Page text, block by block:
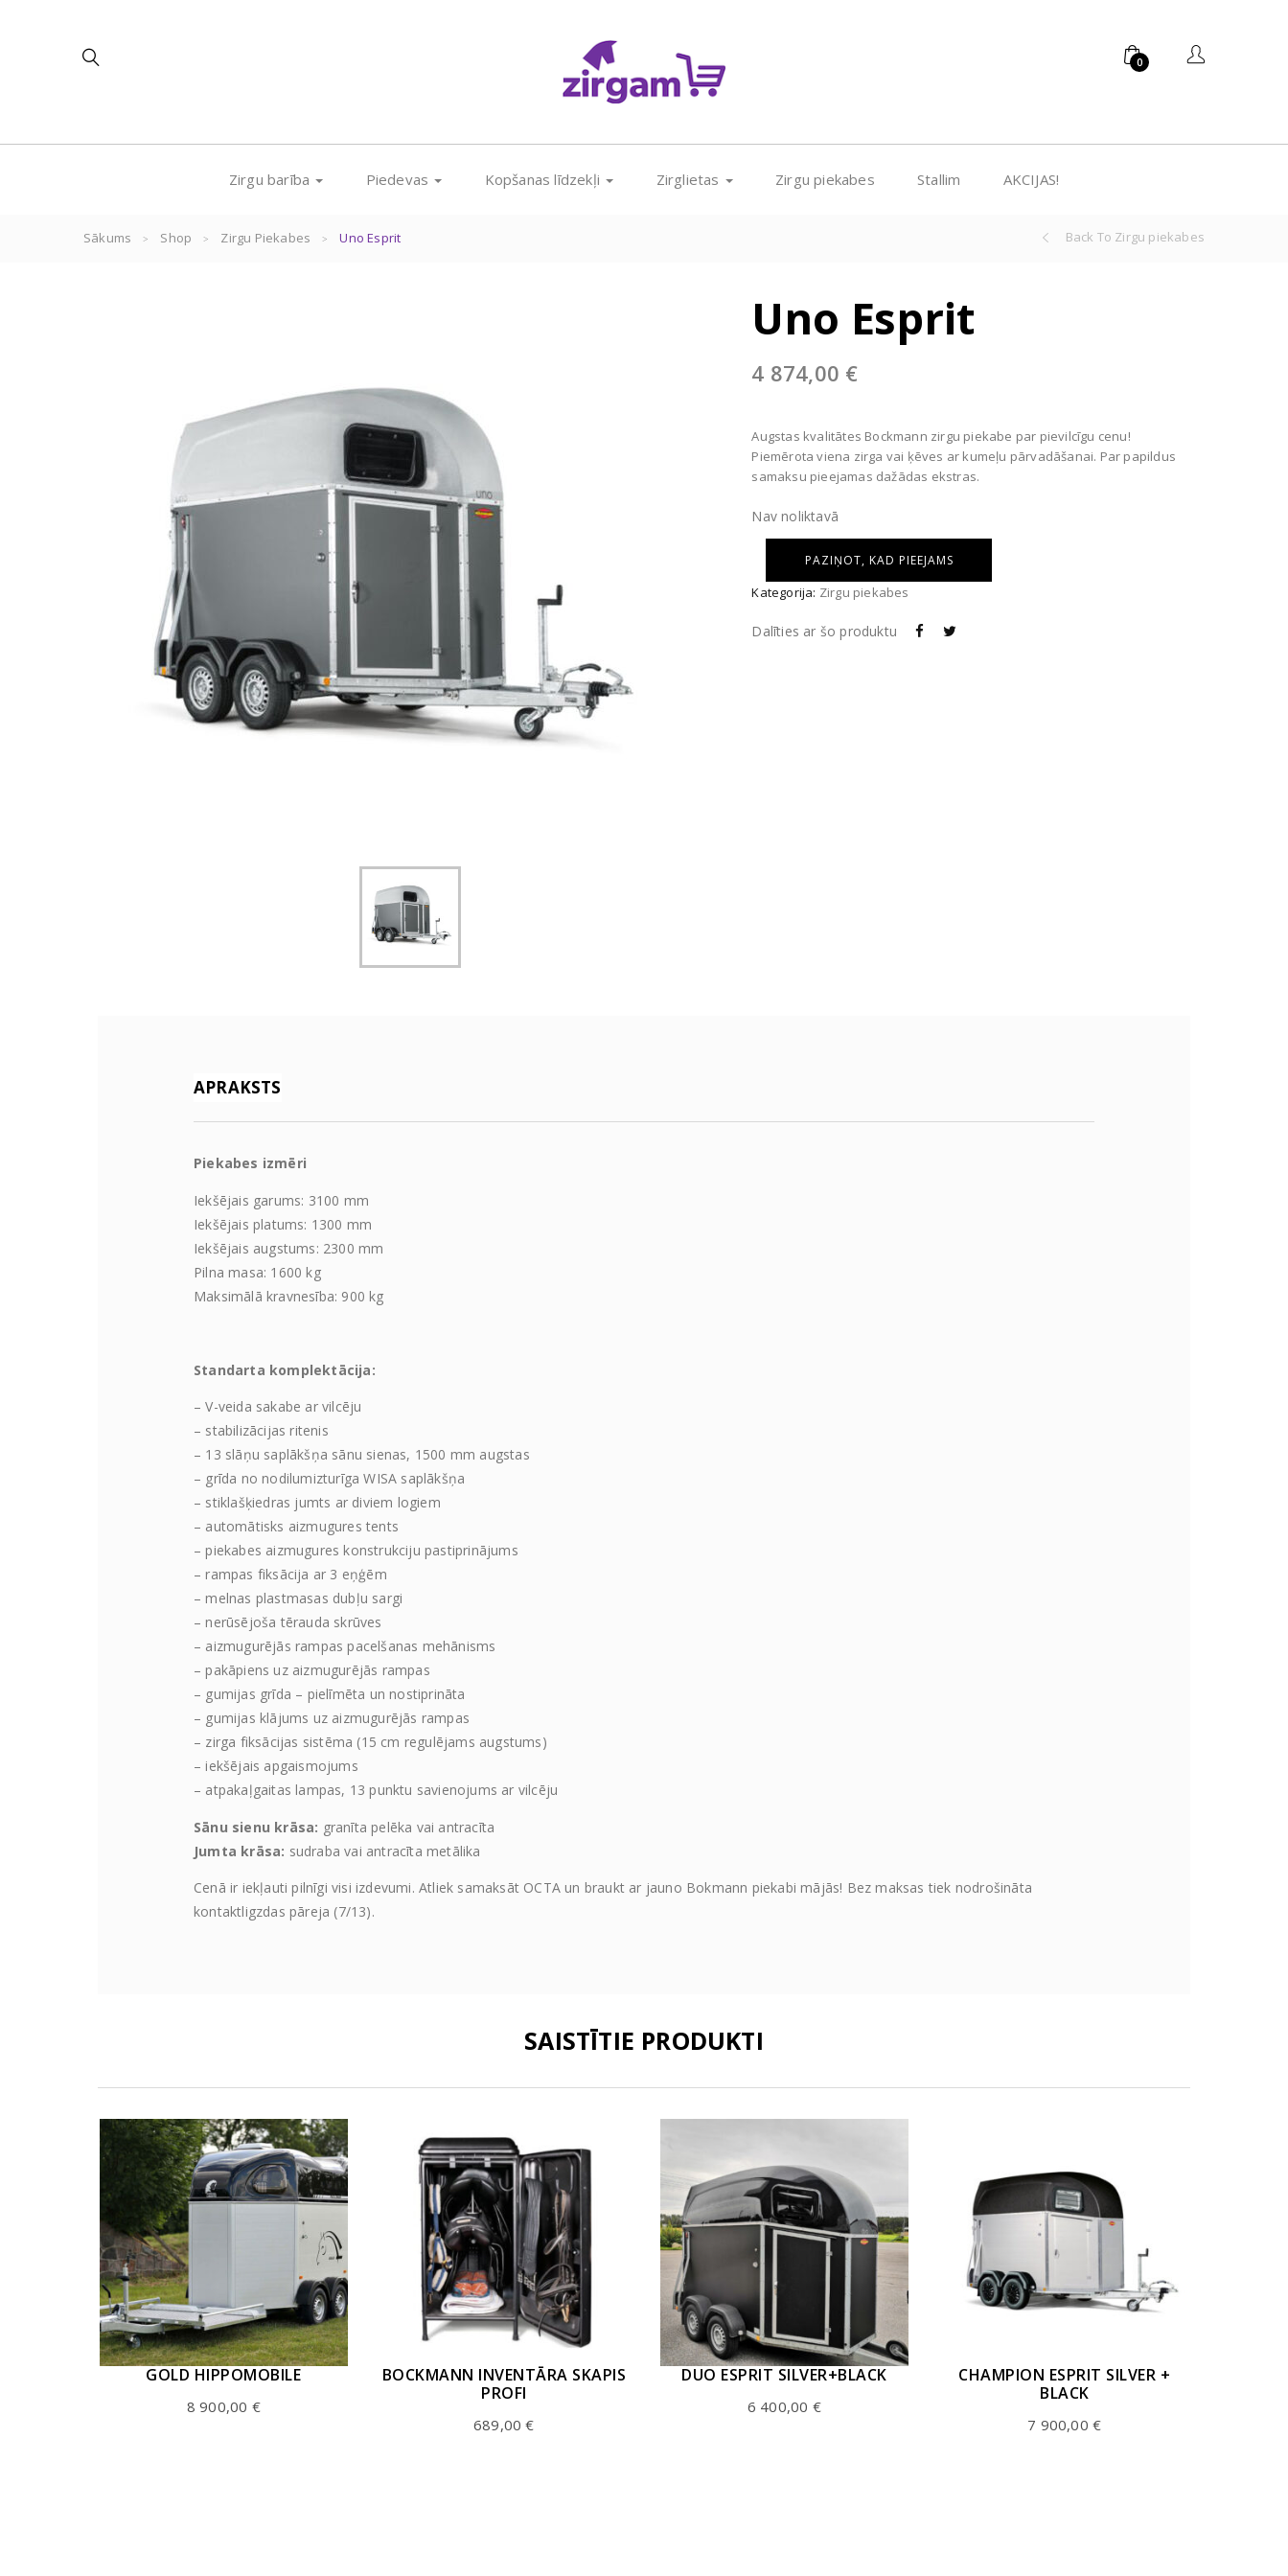
0
Zirgu barība Piedevas Kopšanas līdzekļi Zirglietas Zirgu piekabes Stallim AKCIJAS!
Sākums Shop Zirgu Piekabes Uno Esprit Back To Zirgu piekabes
Uno Esprit
4 874,00 €
Augstas kvalitātes Bockmann zirgu piekabe par pievilcīgu cenu!
Piemērota viena zirga vai ķēves ar kumeļu pārvadāšanai. Par papildus
samaksu pieejamas dažādas ekstras.
Nav noliktavā
PAZIŅOT, KAD PIEEJAMS
Kategorija: Zirgu piekabes
Dalīties ar šo produktu
APRAKSTS
Piekabes izmēri
Iekšējais garums: 3100 mm
Iekšējais platums: 1300 mm
Iekšējais augstums: 2300 mm
Pilna masa: 1600 kg
Maksimālā kravnesība: 900 kg
Standarta komplektācija:
– V-veida sakabe ar vilcēju
– stabilizācijas ritenis
– 13 slāņu saplākšņa sānu sienas, 1500 mm augstas
– grīda no nodilumizturīga WISA saplākšņa
– stiklašķiedras jumts ar diviem logiem
– automātisks aizmugures tents
– piekabes aizmugures konstrukciju pastiprinājums
– rampas fiksācija ar 3 eņģēm
– melnas plastmasas dubļu sargi
– nerūsējoša tērauda skrūves
– aizmugurējās rampas pacelšanas mehānisms
– pakāpiens uz aizmugurējās rampas
– gumijas grīda – pielīmēta un nostiprināta
– gumijas klājums uz aizmugurējās rampas
– zirga fiksācijas sistēma (15 cm regulējams augstums)
– iekšējais apgaismojums
– atpakaļgaitas lampas, 13 punktu savienojums ar vilcēju
Sānu sienu krāsa: granīta pelēka vai antracīta
Jumta krāsa: sudraba vai antracīta metālika
Cenā ir iekļauti pilnīgi visi izdevumi. Atliek samaksāt OCTA un braukt ar jauno Bokmann piekabi mājās! Bez maksas tiek nodrošināta
kontaktligzdas pāreja (7/13).
SAISTĪTIE PRODUKTI
GOLD HIPPOMOBILE
8 900,00 €
BOCKMANN INVENTĀRA SKAPIS
PROFI
689,00€
DUO ESPRIT SILVER+BLACK
6 400,00 €
CHAMPION ESPRIT SILVER +
BLACK
7 900,00€